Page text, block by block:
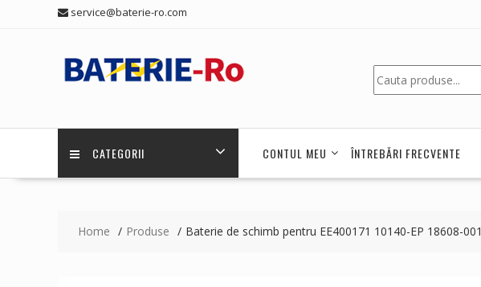
service@baterie-ro.com
Caută
CATEGORII CONTUL MEU ÎNTREBĂRI FRECVENTE
Home Produse Baterie de schimb pentru EE400171 10140-EP 18608-001